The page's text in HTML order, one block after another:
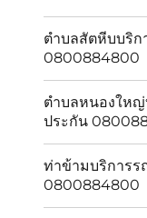
ตำบลสัตหีบบริก
0800884800
ตำบลหนองให
ประกัน
ท่าข้ามบริการร
0800884800